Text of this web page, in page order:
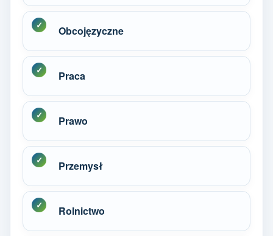
Obcojęzyczne
Praca
Prawo
Przemysł
Rolnictwo